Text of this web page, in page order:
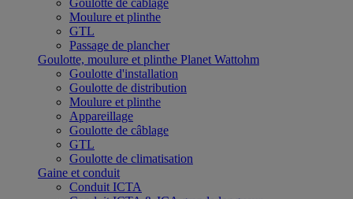
Goulotte de câblage
Moulure et plinthe
GTL
Passage de plancher
Goulotte, moulure et plinthe Planet Wattohm
Goulotte d'installation
Goulotte de distribution
Moulure et plinthe
Appareillage
Goulotte de câblage
GTL
Goulotte de climatisation
Gaine et conduit
Conduit ICTA